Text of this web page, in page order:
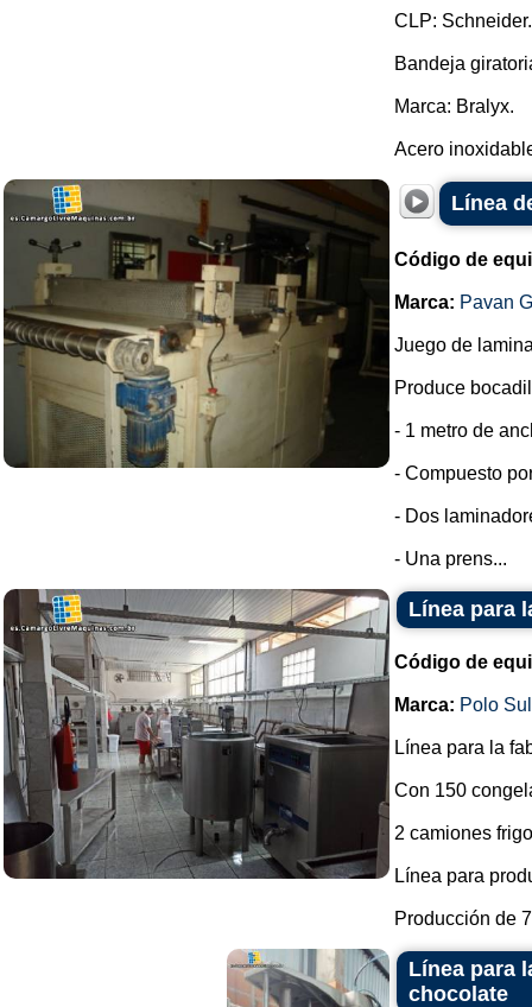
CLP: Schneider.
Bandeja
Marca: Bralyx.
Acero
Línea
Código de
Marca: Pavan
Juego de
Produce
- 1 metro de
- Compuesto
- Dos
- Una prens...
Línea para
Código de
Marca: Polo
Línea para la
Con 150
2 camiones
Línea para
Producción de
Línea para
chocolate